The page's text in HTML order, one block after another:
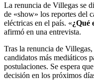
La renuncia de Villegas se
de «show» los reportes del
eléctricas en el país. «¿Qué
afirmó en una entrevista.
Tras la renuncia de
candidatos más mediáticos
postulaciones. Se espera
decisión en los próximos